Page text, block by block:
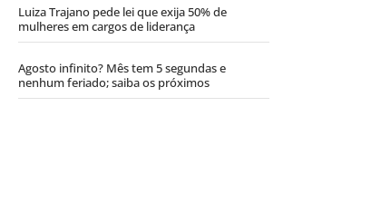
Luiza Trajano pede lei que exija 50% de
mulheres em cargos de liderança
Agosto infinito? Mês tem 5 segundas e
nenhum feriado; saiba os próximos